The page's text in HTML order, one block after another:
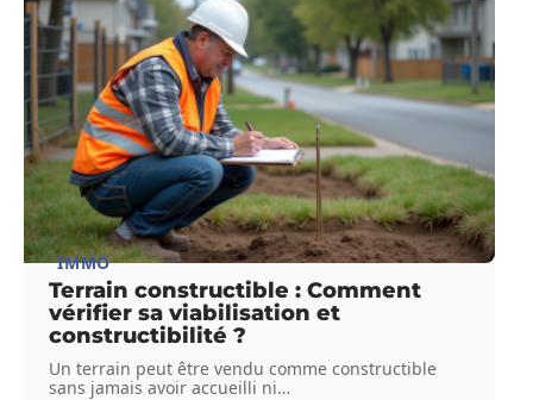
IMMO
Terrain constructible : Comment
vérifier sa viabilisation et
constructibilité ?
Un terrain peut être vendu comme constructible
sans jamais avoir accueilli ni…